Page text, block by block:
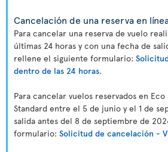
Cancelación de una reserva en
Para cancelar una reserva de vuelo
últimas 24 horas y con una fecha de
rellene el siguiente formulario:
dentro de las 24 horas.
Para cancelar vuelos reservados en
Standard entre el 5 de junio y el 1 de
salida antes del 8 de septiembre de
formulario: Solicitud de cancelación -